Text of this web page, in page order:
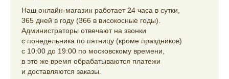
Наш онлайн-магазин работает 24 часа в сутки,
365 дней в году (366 в високосные годы).
Администраторы отвечают на звонки
с понедельника по пятницу (кроме праздников)
с 10:00 до 19:00 по московскому времени,
в это же время обрабатываются платежи
и доставляются заказы.